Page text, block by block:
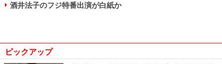
酒井法子のフジ特番出演が白紙か
ピックアップ